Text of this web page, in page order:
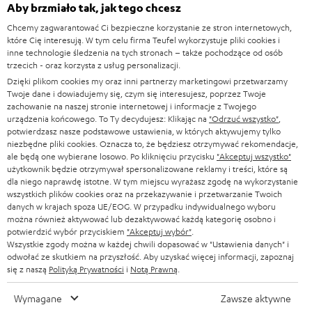
kanałami głośnikowymi.
Czy mogę korzystać z Dolby Atmos za pośrednictwem
serwisów streamingowych, takich jak Netflix i Amazon
Prime?
Niestety, nie jest to jeszcze możliwe. Aktualnie filmy w serwisach
streamingowych są wyświetlane maksymalnie w formacie Dolby Digital 5.1.
Ilość danych audio w przypadku sygnałów Atmos jest jednakże znacznie
większa, dlatego też ich odtwarzanie przez internet nie jest jeszcze
możliwe. Najlepszą jakość obrazu i dźwięku osiągniemy za pomocą
odtwarzaczy Blu-ray. Przy tym ten odtwarzarz Blu-ray musi być podłączony
do amplitunera za pomocąkabla HDMI. Tylko jeśli Twój telewizor posiada
złącze HDMI eARC i może przetwarzać sygnał dźwiękowy Atmos,
powinieneś podłączyć odtwarzacz Blu-ray do telewizora i poprowadzić
dźwięk poprzez złączeHDMI eARCdo amplitunera. Ale nawet jeśli nie
odbierasz sygnału Atmos, możesz użyć ustawień w amplitunerze AV, aby
wygenerowaćwirtualny dźwięk 3D, który będzie przesyłał dźwięk do
głośników podłączonych przy „Wyjściu Atmos”.
Podobne tematy:
Poradnik: jak poprawnie przetestować Dolby Atmos
w
s
l
e
t
t
e
r
a
KOMPLETNE SYSTEMY
SOUNDBARY
GŁOŚNIKI HIFI
SMART HOME
BLUETOOTH
SŁUCHAWKI
SŁUCHAWKI BLUETOOTH
WIEŻE HI-FI
GŁOŚNIKI
ULTIMA
Firma
WSPARCIE
KARIERA
KONTAKT PRASOWY
B2B
BLOG
NEWSLETTER
SKLEPY
KORZYŚCI
TEUFEL STORY
Sklepy internetowe Teufel
NIEMCY
AUSTRIA
SZWAJCARIA
HOLANDIA
BELGIA
FRANCJA
POLSKA
Aby brzmiało tak, jak tego chcesz
Chcemy zagwarantować Ci bezpieczne korzystanie ze stron internetowych,
które Cię interesują. W tym celu firma Teufel wykorzystuje pliki cookies i
inne technologie śledzenia na tych stronach – także pochodzące od osób
trzecich - oraz korzysta z usług personalizacji.
Dzięki plikom cookies my oraz inni partnerzy marketingowi przetwarzamy
Twoje dane i dowiadujemy się, czym się interesujesz, poprzez Twoje
zachowanie na naszej stronie internetowej i informacje z Twojego
urządzenia końcowego. To Ty decydujesz: Klikając na "Odrzuć wszystko"
potwierdzasz nasze podstawowe ustawienia, w których aktywujemy tylko
niezbędne pliki cookies. Oznacza to, że będziesz otrzymywać rekomendacje,
ale będą one wybierane losowo. Po kliknięciu przycisku "Akceptuj wszystko"
użytkownik będzie otrzymywał spersonalizowane reklamy i treści, które są
dla niego naprawdę istotne. W tym miejscu wyrażasz zgodę na wykorzystanie
wszystkich plików cookies oraz na przekazywanie i przetwarzanie Twoich
danych w krajach spoza UE/EOG. W przypadku indywidualnego wyboru
można również aktywować lub dezaktywować każdą kategorię osobno i
potwierdzić wybór przyciskiem "Akceptuj wybór"
Wszystkie zgody można w każdej chwili dopasować w "Ustawienia danych" i
odwołać ze skutkiem na przyszłość. Aby uzyskać więcej informacji, zapoznaj
się z naszą Polityką Prywatności i Notą Prawną
Wymagane Zawsze aktywne